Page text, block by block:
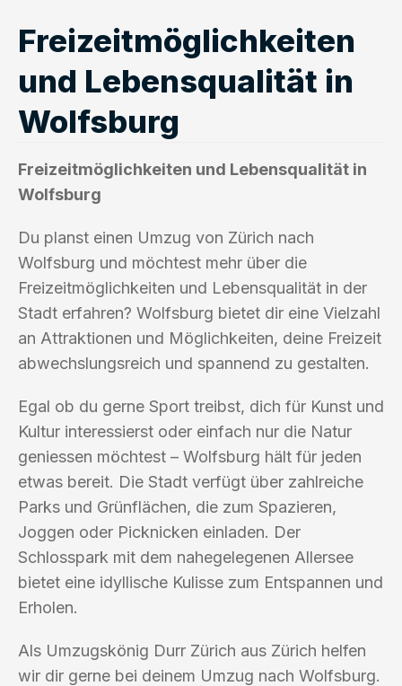
Freizeitmöglichkeiten
und Lebensqualität in
Wolfsburg
Freizeitmöglichkeiten und Lebensqualität in
Wolfsburg
Du planst einen Umzug von Zürich nach
Wolfsburg und möchtest mehr über die
Freizeitmöglichkeiten und Lebensqualität in der
Stadt erfahren? Wolfsburg bietet dir eine Vielzahl
an Attraktionen und Möglichkeiten, deine Freizeit
abwechslungsreich und spannend zu gestalten.
Egal ob du gerne Sport treibst, dich für Kunst und
Kultur interessierst oder einfach nur die Natur
geniessen möchtest – Wolfsburg hält für jeden
etwas bereit. Die Stadt verfügt über zahlreiche
Parks und Grünflächen, die zum Spazieren,
Joggen oder Picknicken einladen. Der
Schlosspark mit dem nahegelegenen Allersee
bietet eine idyllische Kulisse zum Entspannen und
Erholen.
Als Umzugskönig Durr Zürich aus Zürich helfen
wir dir gerne bei deinem Umzug nach Wolfsburg.